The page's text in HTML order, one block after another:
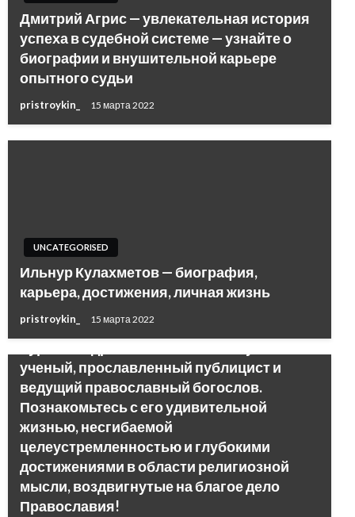
Дмитрий Агрис — увлекательная история
успеха в судебной системе — узнайте о
биографии и внушительной карьере
опытного судьи
pristroykin_ 15 марта 2022
UNCATEGORISED
Ильнур Кулахметов — биография,
карьера, достижения, личная жизнь
pristroykin_ 15 марта 2022
UNCATEGORISED
ученый, прославленный публицист и
ведущий православный богослов.
Познакомьтесь с его удивительной
жизнью, несгибаемой
целеустремленностью и глубокими
достижениями в области религиозной
мысли, воздвигнутые на благое дело
Православия!